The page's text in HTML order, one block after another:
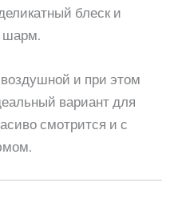
блеск и
шарм.
и при этом
вариант для
смотрится и с